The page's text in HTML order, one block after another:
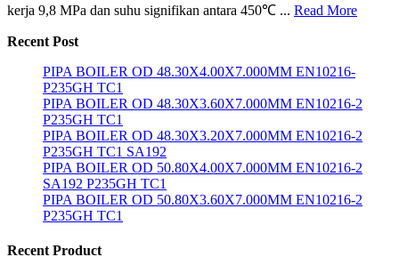
kerja 9,8 MPa dan suhu signifikan antara 450℃ ... Read More
Recent Post
PIPA BOILER OD 48.30X4.00X7.000MM EN10216-
P235GH TC1
PIPA BOILER OD 48.30X3.60X7.000MM EN10216-2
P235GH TC1
PIPA BOILER OD 48.30X3.20X7.000MM EN10216-2
P235GH TC1 SA192
PIPA BOILER OD 50.80X4.00X7.000MM EN10216-2
SA192 P235GH TC1
PIPA BOILER OD 50.80X3.60X7.000MM EN10216-2
P235GH TC1
Recent Product